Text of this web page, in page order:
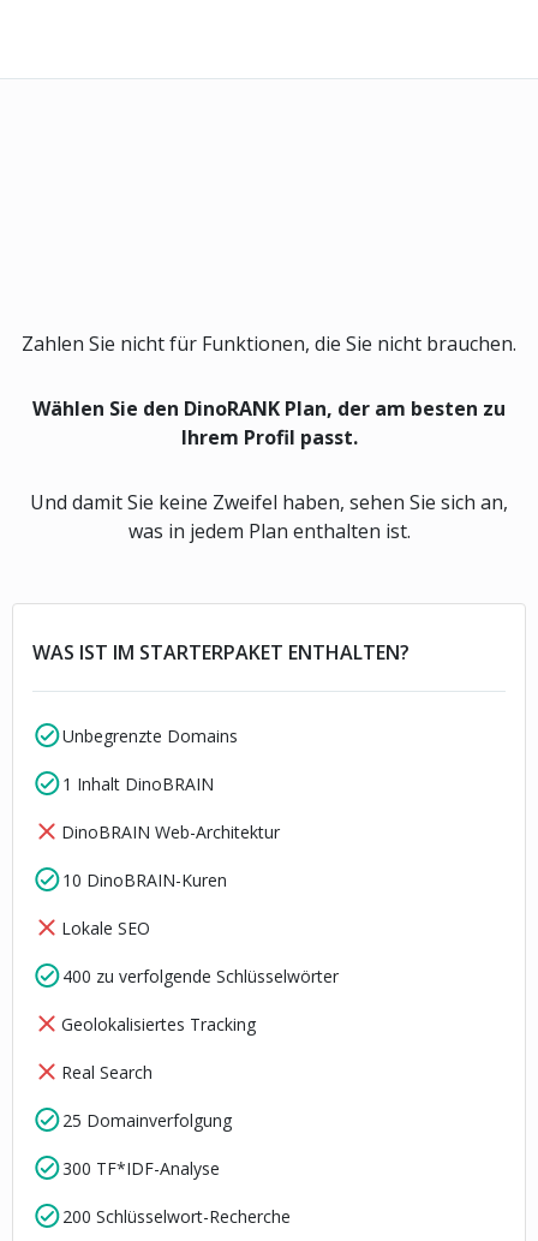
Zahlen Sie nicht für Funktionen, die Sie nicht brauchen.
Wählen Sie den DinoRANK Plan, der am besten zu
Ihrem Profil passt.
Und damit Sie keine Zweifel haben, sehen Sie sich an,
was in jedem Plan enthalten ist.
WAS IST IM STARTERPAKET ENTHALTEN?
Unbegrenzte Domains
1 Inhalt DinoBRAIN
DinoBRAIN Web-Architektur
10 DinoBRAIN-Kuren
Lokale SEO
400 zu verfolgende Schlüsselwörter
Geolokalisiertes Tracking
Real Search
25 Domainverfolgung
300 TF*IDF-Analyse
200 Schlüsselwort-Recherche